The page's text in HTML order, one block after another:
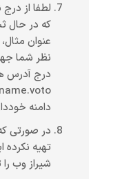
لطفا از
که در حال
دامنه
تهیه
شیراز وب